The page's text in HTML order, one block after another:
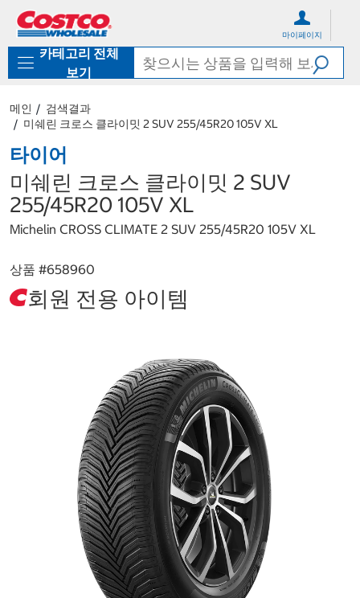
로
기
가
마이페이지
카테고리 전체
보기
메인
검색결과
미쉐린 크로스 클라이밋 2 SUV 255/45R20 105V XL
타이어
미쉐린 크로스 클라이밋 2 SUV
255/45R20 105V XL
Michelin CROSS CLIMATE 2 SUV 255/45R20 105V XL
상품 #658960
회원 전용 아이템